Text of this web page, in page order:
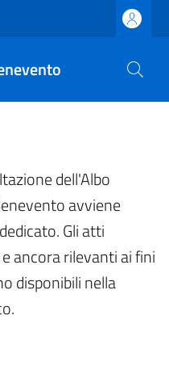
dell'Albo
avviene
Gli atti
ancora rilevanti ai fini
disponibili nella